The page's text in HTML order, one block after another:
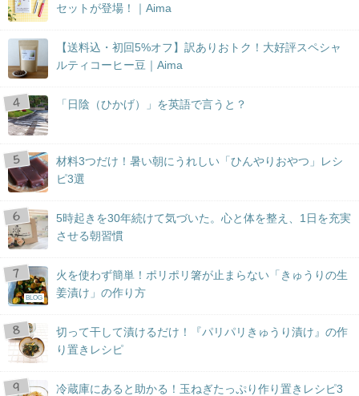
セットが登場！｜Aima
【送料込・初回5%オフ】訳ありおトク！大好評スペシャ
ルティコーヒー豆｜Aima
「日陰（ひかげ）」を英語で言うと？
材料3つだけ！暑い朝にうれしい「ひんやりおやつ」レシ
ピ3選
5時起きを30年続けて気づいた。心と体を整え、1日を充実
させる朝習慣
BLOG
火を使わず簡単！ポリポリ箸が止まらない「きゅうりの生
姜漬け」の作り方
切って干して漬けるだけ！『パリパリきゅうり漬け』の作
り置きレシピ
冷蔵庫にあると助かる！玉ねぎたっぷり作り置きレシピ3